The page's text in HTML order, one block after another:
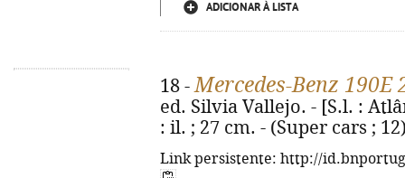
ADICIONAR À LISTA
18 -Mercedes-Benz
ed. Silvia Vallejo. - [S.l. :
: il. ; 27 cm. - (Super cars ;
Link persistente: http://